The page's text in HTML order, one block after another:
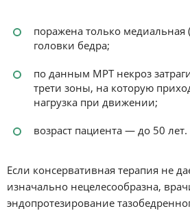
поражена только медиальная
головки бедра;
по данным МРТ некроз
трети зоны, на которую
нагрузка при движении;
возраст пациента — до 50 лет.
Если консервативная терапия не
изначально нецелесообразна,
эндопротезирование